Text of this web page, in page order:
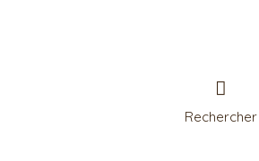
Rechercher